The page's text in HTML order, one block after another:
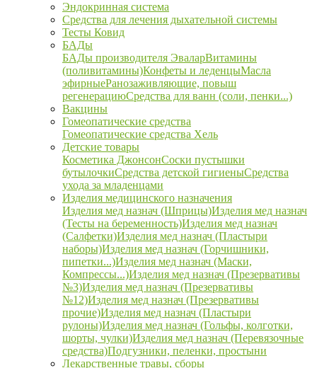
Эндокринная система
Средства для лечения дыхательной системы
Тесты Ковид
БАДы
БАДы производителя ЭваларВитамины
(поливитамины)Конфеты и леденцыМасла
эфирныеРанозаживляющие, повыш
регенерациюСредства для ванн (соли, пенки...)
Вакцины
Гомеопатические средства
Гомеопатические средства Хель
Детские товары
Косметика ДжонсонСоски пустышки
бутылочкиСредства детской гигиеныСредства
ухода за младенцами
Изделия медицинского назначения
Изделия мед назнач (Шприцы)Изделия мед назнач
(Тесты на беременность)Изделия мед назнач
(Салфетки)Изделия мед назнач (Пластыри
наборы)Изделия мед назнач (Горчишники,
пипетки...)Изделия мед назнач (Маски,
Компрессы...)Изделия мед назнач (Презервативы
№3)Изделия мед назнач (Презервативы
№12)Изделия мед назнач (Презервативы
прочие)Изделия мед назнач (Пластыри
рулоны)Изделия мед назнач (Гольфы, колготки,
шорты, чулки)Изделия мед назнач (Перевязочные
средства)Подгузники, пеленки, простыни
Лекарственные травы, сборы